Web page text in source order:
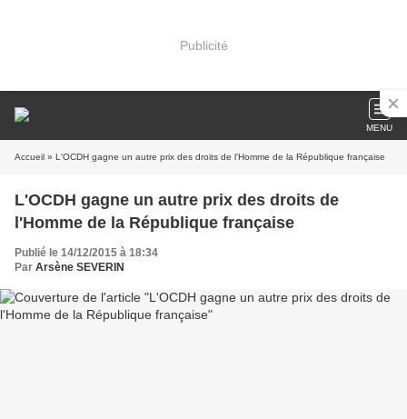
Publicité
MENU
Accueil » L'OCDH gagne un autre prix des droits de l'Homme de la République française
L'OCDH gagne un autre prix des droits de
l'Homme de la République française
Publié le 14/12/2015 à 18:34
Par Arsène SEVERIN